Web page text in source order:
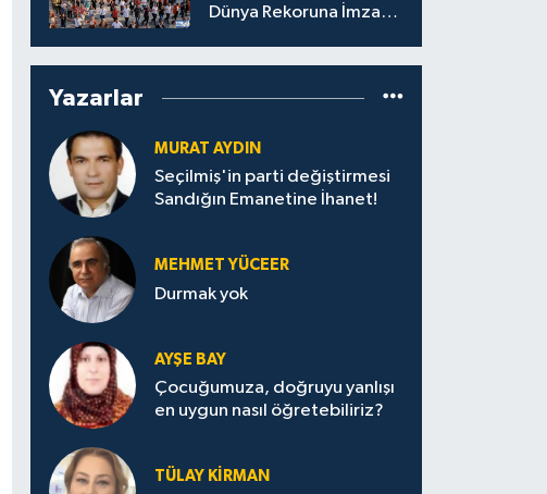
Dünya Rekoruna İmza
Yazarlar
MURAT AYDIN
Seçilmiş'in parti değiştirmesi
Sandığın Emanetine İhanet!
MEHMET YÜCEER
Durmak yok
AYŞE BAY
Çocuğumuza, doğruyu yanlışı
en uygun nasıl öğretebiliriz?
TÜLAY KİRMAN